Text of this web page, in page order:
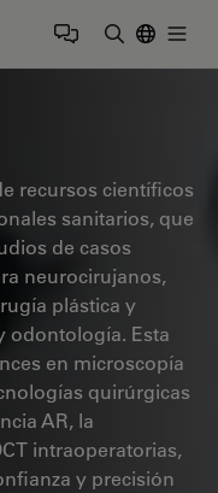
recursos científicos
sanitarios, que
de casos
neurocirujanos,
plástica y
odontología. Esta
en microscopía
quirúrgicas
AR, la
intraoperatorias,
y precisión